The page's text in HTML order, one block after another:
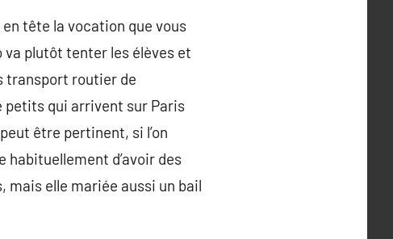
tête la vocation que vous
plutôt tenter les élèves et
transport routier de
petits qui arrivent sur Paris
être pertinent, si l’on
habituellement d’avoir des
elle mariée aussi un bail